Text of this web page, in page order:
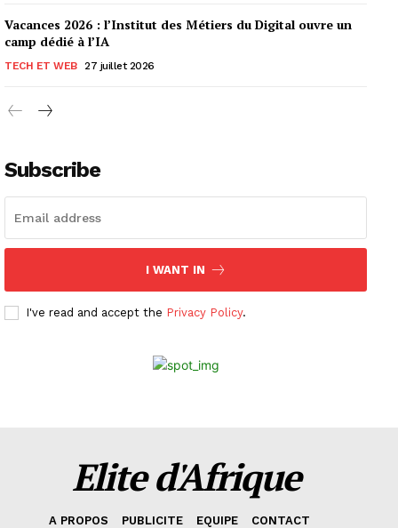
Vacances 2026 : l’Institut des Métiers du Digital ouvre un
camp dédié à l’IA
TECH ET WEB 27 juillet 2026
Subscribe
I WANT IN
I've read and accept the Privacy Policy.
Elite d'Afrique
A PROPOS PUBLICITE EQUIPE
CONTACT